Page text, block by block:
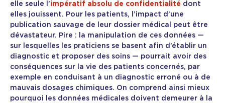
elle seule l’impératif absolu de confidentialité dont
elles jouissent. Pour les patients, l’impact d’une
publication sauvage de leur dossier médical peut être
dévastateur. Pire : la manipulation de ces données —
sur lesquelles les praticiens se basent afin d’établir un
diagnostic et proposer des soins — pourrait avoir des
conséquences sur la vie des patients concernés, par
exemple en conduisant à un diagnostic erroné ou à de
mauvais dosages chimiques. On comprend ainsi mieux
pourquoi les données médicales doivent demeurer à la